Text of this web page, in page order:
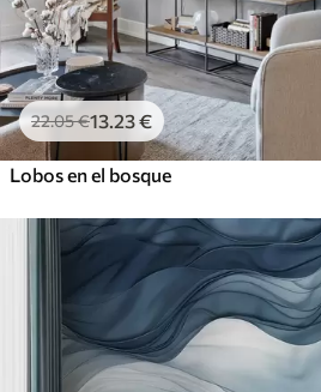
22.05€13.23€
Lobos en el bosque